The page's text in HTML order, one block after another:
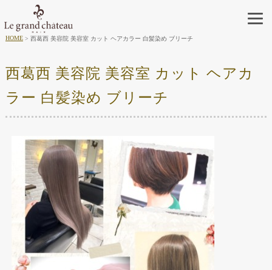
HOME 西葛西 美容院 美容室 カット ヘアカラー 白髪染め ブリーチ
西葛西 美容院 美容室 カット ヘアカ
ラー 白髪染め ブリーチ